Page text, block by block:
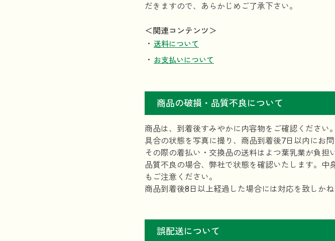
だきますので、あらかじめご了承下さい。
＜関連コンテンツ＞
送料について
お支払いについて
商品の破損・品質不良について
商品は、到着後すみやかに内容物をご確認くださ
具合の状態を写真に撮り、商品到着後7日以内にお
その際の着払い・交換品の送料はよつ葉乳業が負担
品質不良の場合、弊社で状態を確認いたします。
もご注意ください。
商品到着後8日以上経過した場合には対応を致しか
誤配送について